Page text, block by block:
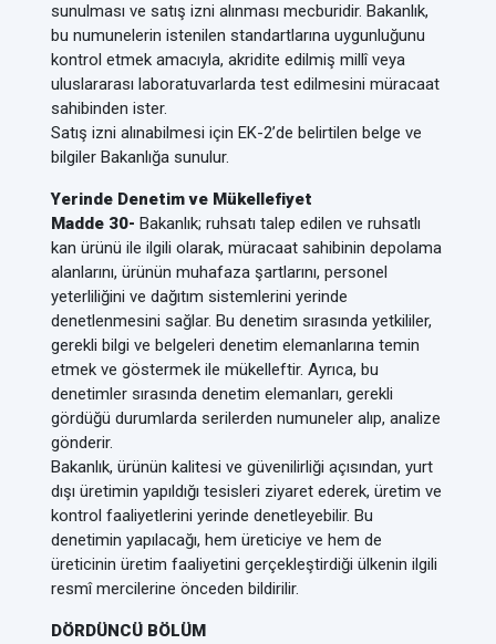
sunulması ve satış izni alınması mecburidir. Bakanlık,
bu numunelerin istenilen standartlarına uygunluğunu
kontrol etmek amacıyla, akridite edilmiş millî veya
uluslararası laboratuvarlarda test edilmesini müracaat
sahibinden ister.
Satış izni alınabilmesi için EK-2’de belirtilen belge ve
bilgiler Bakanlığa sunulur.
Yerinde Denetim ve Mükellefiyet
Madde 30- Bakanlık; ruhsatı talep edilen ve ruhsatlı
kan ürünü ile ilgili olarak, müracaat sahibinin depolama
alanlarını, ürünün muhafaza şartlarını, personel
yeterliliğini ve dağıtım sistemlerini yerinde
denetlenmesini sağlar. Bu denetim sırasında yetkililer,
gerekli bilgi ve belgeleri denetim elemanlarına temin
etmek ve göstermek ile mükelleftir. Ayrıca, bu
denetimler sırasında denetim elemanları, gerekli
gördüğü durumlarda serilerden numuneler alıp, analize
gönderir.
Bakanlık, ürünün kalitesi ve güvenilirliği açısından, yurt
dışı üretimin yapıldığı tesisleri ziyaret ederek, üretim ve
kontrol faaliyetlerini yerinde denetleyebilir. Bu
denetimin yapılacağı, hem üreticiye ve hem de
üreticinin üretim faaliyetini gerçekleştirdiği ülkenin ilgili
resmî mercilerine önceden bildirilir.
DÖRDÜNCÜ BÖLÜM